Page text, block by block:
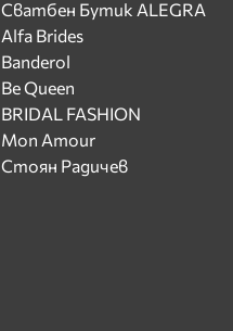
Сватбен Бутик ALEGRA
Alfa Brides
Banderol
Be Queen
BRIDAL FASHION
Mon Amour
Стоян Радичев